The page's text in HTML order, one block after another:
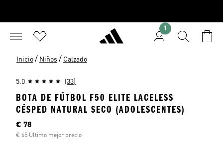
1
Inicio / Niños / Calzado
5.0 (33)
BOTA DE FÚTBOL F50 ELITE LACELESS
CÉSPED NATURAL SECO (ADOLESCENTES)
Precio actual
€ 78
€ 65 Último mejor precio